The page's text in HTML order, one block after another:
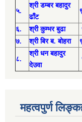
५.
श्री डम्बर बहादुर
ढाँट
६. श्री कुम्भर बुढा
७. श्री बिर ब. बोहरा
८.
श्री धन बहादुर
देउवा
महत्वपुर्ण